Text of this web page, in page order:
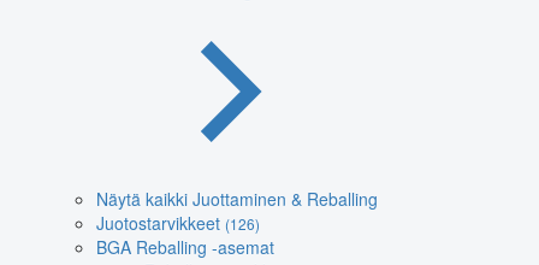
Näytä kaikki Juottaminen & Reballing
Juotostarvikkeet (126)
BGA Reballing -asemat